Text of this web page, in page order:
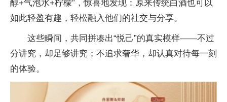
醇+气泡水+柠檬”，惊喜地发现：原来传统白酒也可以
如此轻盈有趣，轻松融入他们的社交与分享。
这些瞬间，共同拼凑出“悦己”的真实模样——不过
分讲究，却足够讲究；不追求奢华，却认真对待每一刻
的体验。